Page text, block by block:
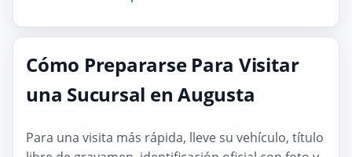
Cómo Prepararse Para Visitar
una Sucursal en Augusta
Para una visita más rápida, lleve su vehículo, título